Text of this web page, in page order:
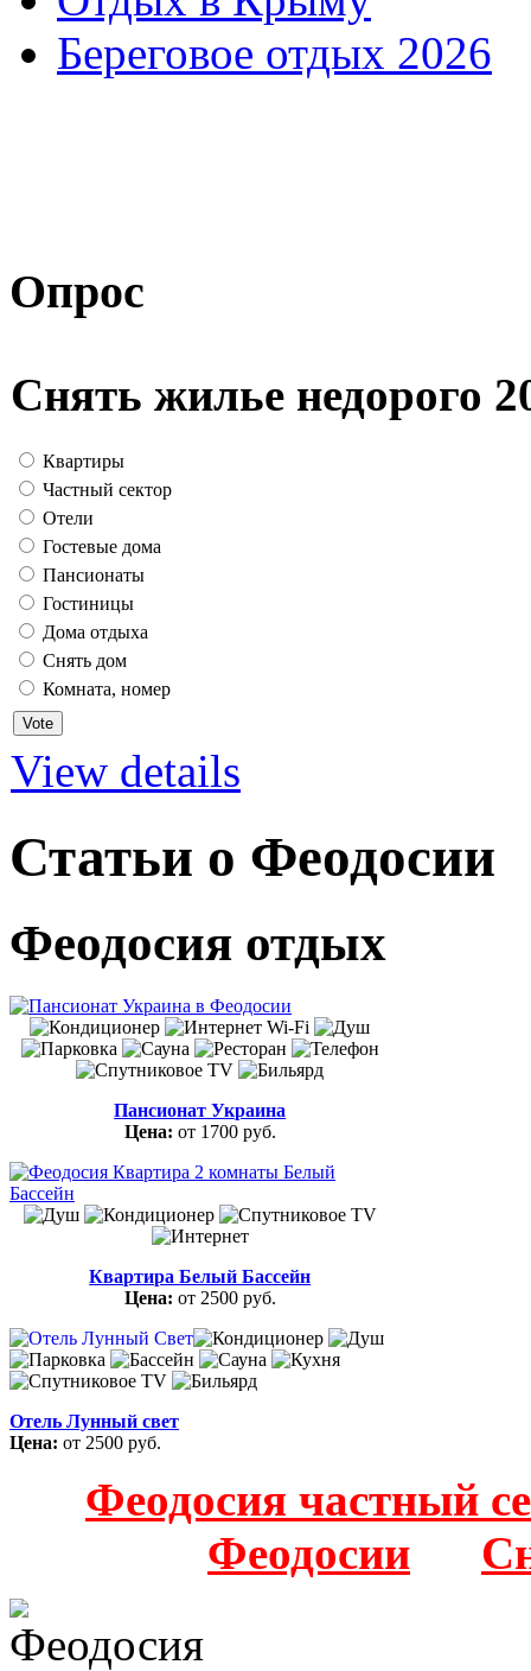
Береговое отдых 2026
Опрос
Снять жилье недорого
Квартиры
Частный сектор
Отели
Гостевые дома
Пансионаты
Гостиницы
Дома отдыха
Снять дом
Комната, номер
View details
Статьи о Феодосии
Феодосия отдых
Пансионат Украина
Цена: от 1700 руб.
Квартира Белый Бассейн
Цена: от 2500 руб.
Отель Лунный свет
Цена: от 2500 руб.
Феодосия частный
Феодосии